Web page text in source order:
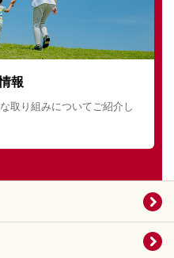
報
取り組みについてご紹介し